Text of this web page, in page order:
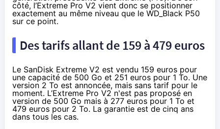
côté, l’Extreme Pro V2 vient donc se positionner
exactement au même niveau que le WD_Black P50
sur ce point.
Des tarifs allant de 159 à 479 euros
Le SanDisk Extreme V2 est vendu 159 euros pour
une capacité de 500 Go et 251 euros pour 1 To. Une
version 2 To est annoncée, mais sans tarif pour le
moment. L’Extreme Pro V2 n'est pas proposé en
version de 500 Go mais à 277 euros pour 1 To et
479 euros pour 2 To. La garantie est de cinq ans
dans tous les cas.